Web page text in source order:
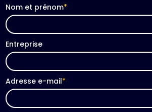
Nom et prénom*
Entreprise
Adresse e-mail*